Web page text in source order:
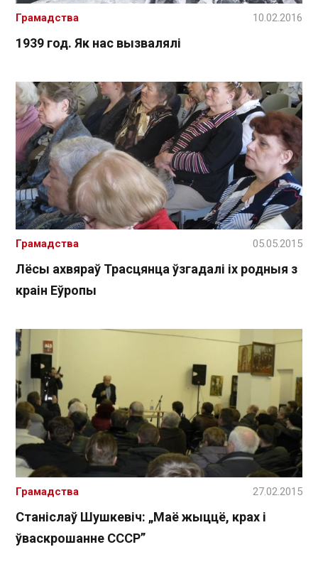
1939 год. Як нас вызвалялі
Грамадства 10.02.2016
Лёсы ахвяраў Трасцянца ўзгадалі іх родныя з
краін Еўропы
Грамадства 05.05.2015
Станіслаў Шушкевіч: „Маё жыццё, крах і
ўваскрошанне СССР”
Грамадства 27.02.2015